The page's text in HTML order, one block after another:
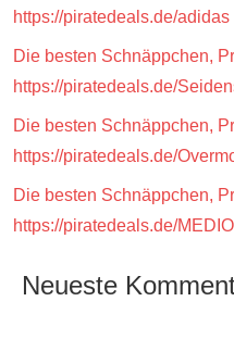
https://piratedeals.de/
Die besten Schnäppchen,
https://piratedeals.de/
Die besten Schnäppchen,
https://piratedeals.de/
Die besten Schnäppchen,
https://piratedeals.de/
Neueste